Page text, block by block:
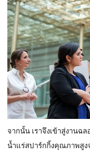
จากนั้น เราจึงเข้าสู่งานฉ
น้ำแร่สปาร์กกิ้งคุณภาพสูง